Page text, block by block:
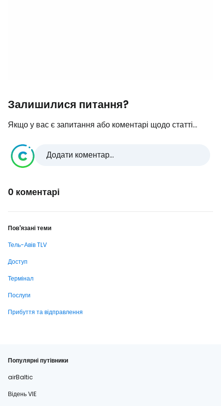
Залишилися питання?
Якщо у вас є запитання або коментарі щодо статті...
Додати коментар...
0 коментарі
Пов'язані теми
Тель-Авів TLV
Доступ
Термінал
Послуги
Прибуття та відправлення
Популярні путівники
airBaltic
Відень VIE